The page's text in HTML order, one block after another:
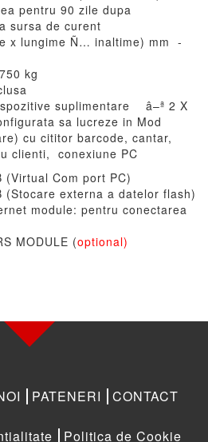
pentru 90 zile dupa
sursa de curent
x lungime Ñ… inaltime) mm -
kg
suplimentare â–ª 2 X
sa lucreze in Mod
cu cititor barcode, cantar,
clienti, conexiune PC
Com port PC)
externa a datelor flash)
pentru conectarea
(optional)
PATENERI CONTACT
Politica de Cookie